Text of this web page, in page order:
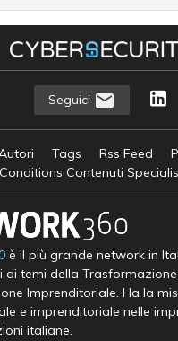
Seguici
Tags Rss Feed
Contenuti
è il più grande network in
ai temi della
Imprenditoriale. Ha la
e imprenditoriale nelle
italiane.